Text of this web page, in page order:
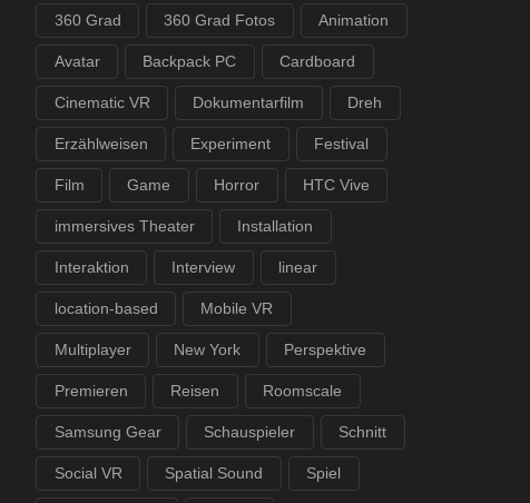
360 Grad 360 Grad Fotos Animation
Avatar Backpack PC Cardboard
Cinematic VR Dokumentarfilm Dreh
Erzählweisen Experiment Festival
Film Game Horror HTC Vive
immersives Theater Installation
Interaktion Interview linear
location-based Mobile VR
Multiplayer New York Perspektive
Premieren Reisen Roomscale
Samsung Gear Schauspieler Schnitt
Social VR Spatial Sound Spiel